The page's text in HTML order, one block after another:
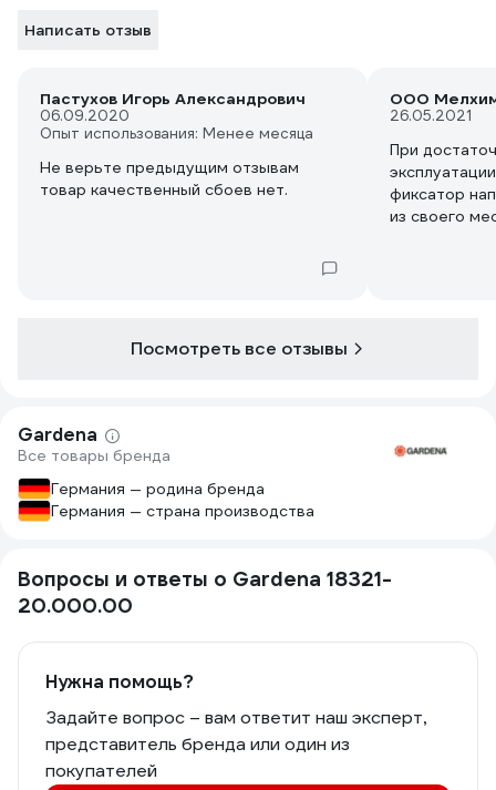
Написать отзыв
Пастухов Игорь Александрович
06.09.2020
Опыт использования: Менее месяца
Не верьте предыдущим отзывам
товар качественный сбоев нет.
ООО
26.05.2021
При
фиксатор
из своего
Посмотреть все отзывы
Gardena
Все товары бренда
Германия — родина бренда
Германия — страна производства
Вопросы и ответы о Gardena 18321-
20.000.00
Нужна помощь?
Задайте вопрос – вам ответит наш эксперт,
представитель бренда или один из
покупателей